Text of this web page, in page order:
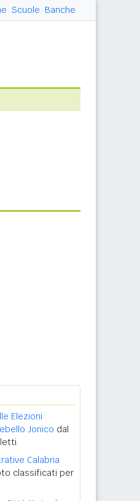
Scuole Banche
Elezioni
Jonico dal
Calabria
classificati per